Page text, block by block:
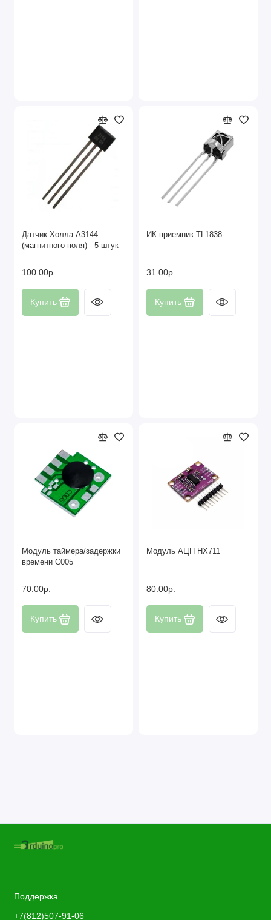
Датчик Холла A3144
(магнитного поля) - 5 штук
100.00р.
Купить
ИК приемник TL1838
31.00р.
Купить
Модуль таймера/задержки
времени C005
70.00р.
Купить
Модуль АЦП HX711
80.00р.
Купить
Поддержка
+7(812)507-91-06